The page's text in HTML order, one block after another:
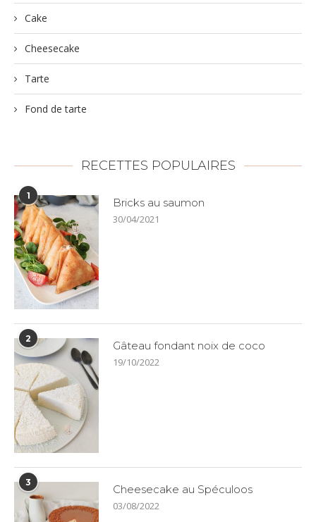
Cake
Cheesecake
Tarte
Fond de tarte
RECETTES POPULAIRES
1
Bricks au saumon
30/04/2021
2
Gâteau fondant noix de coco
19/10/2022
3
Cheesecake au Spéculoos
03/08/2022